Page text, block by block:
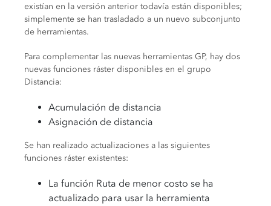
existían en la versión anterior todavía están disponibles;
simplemente se han trasladado a un nuevo subconjunto
de herramientas.
Para complementar las nuevas herramientas GP, hay dos
nuevas funciones ráster disponibles en el grupo
Distancia:
Acumulación de distancia
Asignación de distancia
Se han realizado actualizaciones a las siguientes
funciones ráster existentes:
La función Ruta de menor costo se ha
actualizado para usar la herramienta